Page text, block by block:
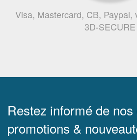
Visa, Mastercard, CB, Paypal,
3D-SECURE
Restez informé de nos
promotions &